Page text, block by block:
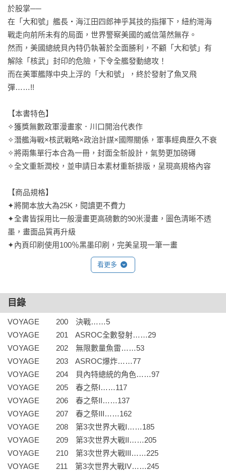
於股掌──
在「大和號」艦長・海江田四郎神乎其技的指揮下，紐約灣海
戰走向前所未有的局面，世界警察美國的威信蕩然無存。
然而，美國總統貝內特仍執著於全面勝利，不顧「大和號」有
解除「核武」封印的危險，下令全艦發動總攻！
而在美軍艦隊中央上浮的「大和號」，終於發射了魚叉飛
彈……!!
【本書特色】
✧獲獎無數政軍漫畫家．川口開治代表作
✧潛艦海戰×核武戰略×政治計謀×國際關係，軍事經典歷久不衰
✧將兩集單行本合為一冊，封面全新設計，氣勢更加磅礡
✧全文重新潤校，並申請日本素材重新排版，呈現高規格內容
【商品規格】
✦將開本放大為25K，閱讀更不費力
✦全書皆採用比一般漫畫更高磅數的90米漫畫，圖色清晰不透
墨，畫面品質再升級
✦內頁印刷使用100％黑墨印刷，完美呈現一筆一畫
看更多
目錄
VOYAGE	200　決戰……5
VOYAGE	201　ASROC全數發射……29
VOYAGE	202　無限數量魚雷……53
VOYAGE	203　ASROC爆炸……77
VOYAGE	204　貝內特總統的角色……97
VOYAGE	205　春之祭I……117
VOYAGE	206　春之祭II……137
VOYAGE	207　春之祭III……162
VOYAGE	208　第3次世界大戰I……185
VOYAGE	209　第3次世界大戰II……205
VOYAGE	210　第3次世界大戰III……225
VOYAGE	211　第3次世界大戰IV……245